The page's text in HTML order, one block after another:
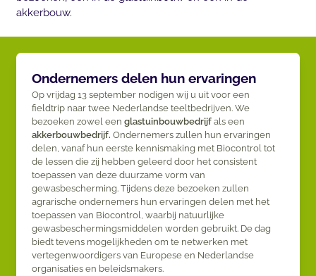
akkerbouw.
Ondernemers delen hun ervaringen
Op vrijdag 13 september nodigen wij u uit voor een
fieldtrip naar twee Nederlandse teeltbedrijven. We
bezoeken zowel eenglastuinbouwbedrijf als een
akkerbouwbedrijf.Ondernemers zullen hun ervaringen
delen, vanaf hun eerste kennismaking met Biocontrol tot
de lessen die zij hebben geleerd door het consistent
toepassen van deze duurzame vorm van
gewasbescherming. Tijdens deze bezoeken zullen
agrarische ondernemers hun ervaringen delen met het
toepassen van Biocontrol, waarbij natuurlijke
gewasbeschermingsmiddelen worden gebruikt. De dag
biedt tevens mogelijkheden om te netwerken met
vertegenwoordigers van Europese en Nederlandse
organisaties en beleidsmakers.